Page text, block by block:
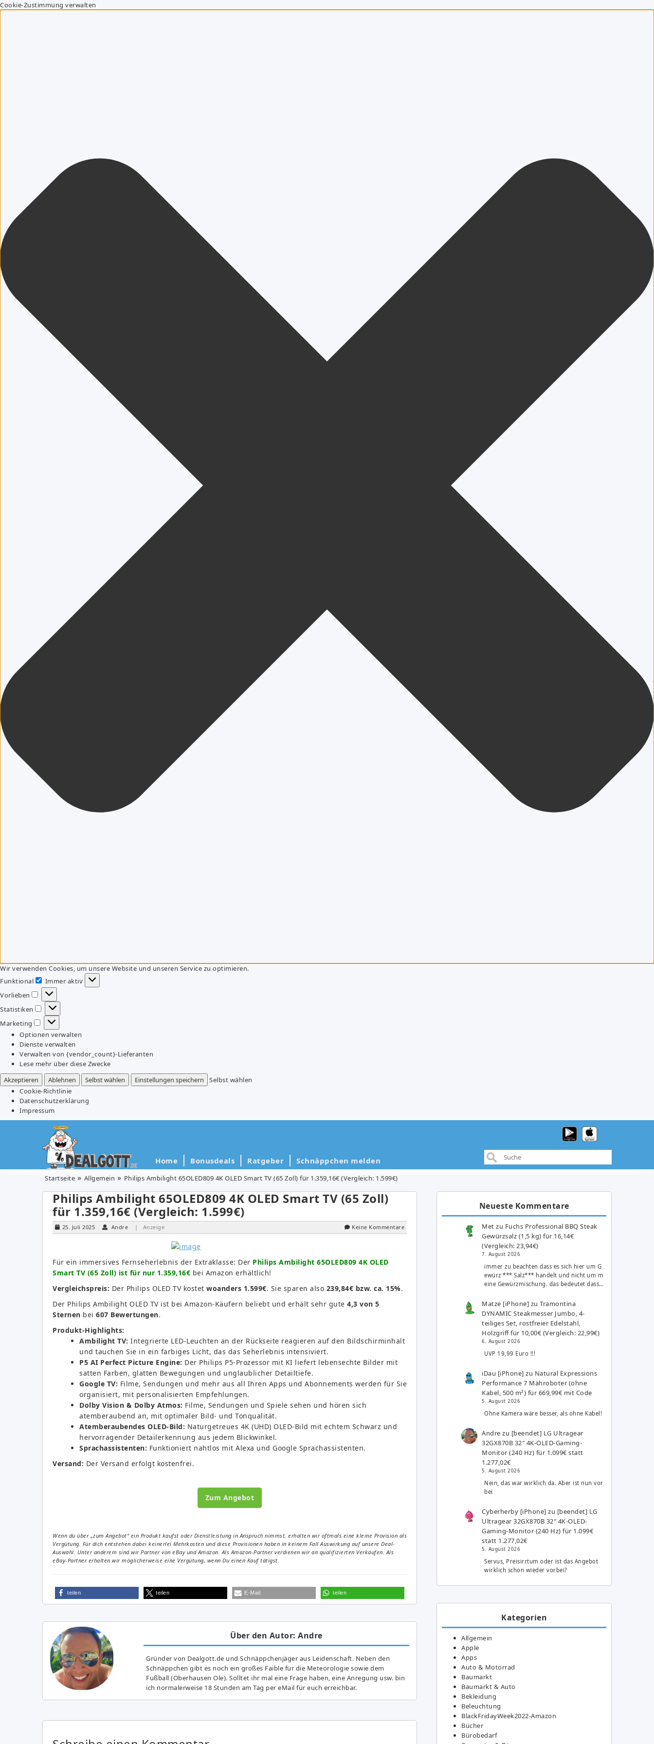
Cookie-Zustimmung verwalten
Wir verwenden Cookies, um unsere Website und unseren Service zu optimieren.
Funktional
Funktional
Immer aktiv
Vorlieben
Vorlieben
Statistiken
Statistiken
Marketing
Marketing
Optionen verwalten
Dienste verwalten
Verwalten von {vendor_count}-Lieferanten
Lese mehr über diese Zwecke
Akzeptieren
Ablehnen Selbst wählen Einstellungen speichern
Selbst wählen
Cookie-Richtlinie
Datenschutzerklärung
Impressum
Home Bonusdeals Ratgeber Schnäppchen melden
Startseite Allgemein Philips Ambilight 65OLED809 4K OLED Smart TV (65 Zoll) für 1.359,16€ (Vergleich: 1.599€)
Philips Ambilight 65OLED809 4K OLED Smart TV (65 Zoll)
für 1.359,16€ (Vergleich: 1.599€)
25. Juli 2025 Andre | Anzeige Keine Kommentare
Für ein immersives Fernseherlebnis der Extraklasse: Der Philips Ambilight 65OLED809 4K OLED
Smart TV (65 Zoll) ist für nur 1.359,16€ bei Amazon erhältlich!
Vergleichspreis: Der Philips OLED TV kostet woanders 1.599€. Sie sparen also 239,84€ bzw. ca. 15%.
Der Philips Ambilight OLED TV ist bei Amazon-Käufern beliebt und erhält sehr gute 4,3 von 5
Sternen bei 607 Bewertungen.
Produkt-Highlights:
Ambilight TV: Integrierte LED-Leuchten an der Rückseite reagieren auf den Bildschirminhalt
und tauchen Sie in ein farbiges Licht, das das Seherlebnis intensiviert.
P5 AI Perfect Picture Engine: Der Philips P5-Prozessor mit KI liefert lebensechte Bilder mit
satten Farben, glatten Bewegungen und unglaublicher Detailtiefe.
Google TV: Filme, Sendungen und mehr aus all Ihren Apps und Abonnements werden für Sie
organisiert, mit personalisierten Empfehlungen.
Dolby Vision & Dolby Atmos: Filme, Sendungen und Spiele sehen und hören sich
atemberaubend an, mit optimaler Bild- und Tonqualität.
Atemberaubendes OLED-Bild: Naturgetreues 4K (UHD) OLED-Bild mit echtem Schwarz und
hervorragender Detailerkennung aus jedem Blickwinkel.
Sprachassistenten: Funktioniert nahtlos mit Alexa und Google Sprachassistenten.
Versand: Der Versand erfolgt kostenfrei.
Zum Angebot
Wenn du über „zum Angebot“ ein Produkt kaufst oder Dienstleistung in Anspruch nimmst, erhalten wir oftmals eine kleine Provision als
Vergütung. Für dich entstehen dabei keinerlei Mehrkosten und diese Provisionen haben in keinem Fall Auswirkung auf unsere Deal-
Auswahl. Unter anderem sind wir Partner von eBay und Amazon. Als Amazon-Partner verdienen wir an qualifizierten Verkäufen. Als
eBay-Partner erhalten wir möglicherweise eine Vergütung, wenn Du einen Kauf tätigst.
teilen teilen E-Mail teilen
Über den Autor: Andre
Gründer von Dealgott.de und Schnäppchenjäger aus Leidenschaft. Neben den
Schnäppchen gibt es noch ein großes Fai­ble für die Meteorologie sowie dem
Fußball (Oberhausen Ole). Solltet ihr mal eine Frage haben, eine Anregung usw. bin
ich normalerweise 18 Stunden am Tag per eMail für euch erreichbar.
Neueste Kommentare
Met zu Fuchs Professional BBQ Steak
Gewürzsalz (1,5 kg) für 16,14€
(Vergleich: 23,94€)
7. August 2026
immer zu beachten dass es sich hier um G
ewürz *** Salz*** handelt und nicht um m
eine Gewürzmischung. das bedeutet dass…
Matze [iPhone] zuTramontina
DYNAMIC Steakmesser Jumbo, 4-
teiliges Set, rostfreier Edelstahl,
Holzgriff für 10,00€ (Vergleich: 22,99€)
6. August 2026
UVP 19,99 Euro !!!
iDau [iPhone] zu Natural Expressions
Performance 7 Mähroboter (ohne
Kabel, 500 m²) für 669,99€ mit Code
5. August 2026
Ohne Kamera wäre besser, als ohne Kabel!
Andre zu [beendet] LG Ultragear
32GX870B 32″ 4K-OLED-Gaming-
Monitor (240 Hz) für 1.099€ statt
1.277,02€
5. August 2026
Nein, das war wirklich da. Aber ist nun vor
bei
Cyberherby [iPhone] zu [beendet] LG
Ultragear 32GX870B 32″ 4K-OLED-
Gaming-Monitor (240 Hz) für 1.099€
statt 1.277,02€
5. August 2026
Servus, Preisirrtum oder ist das Angebot
wirklich schon wieder vorbei?
Kategorien
Allgemein
Apple
Apps
Auto & Motorrad
Baumarkt
Baumarkt & Auto
Bekleidung
Beleuchtung
BlackFridayWeek2022-Amazon
Bücher
Bürobedarf